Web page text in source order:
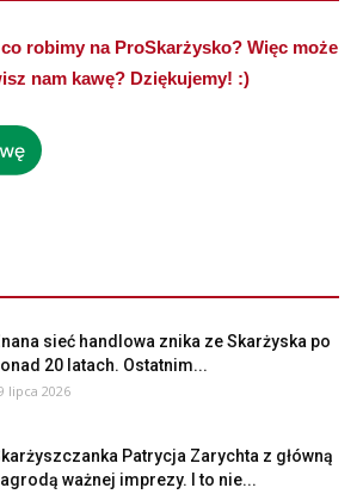
robimy na ProSkarżysko? Więc może
nam kawę? Dziękujemy! :)
sieć handlowa znika ze Skarżyska po
20 latach. Ostatnim...
lipca 2026
Patrycja Zarychta z główną
ważnej imprezy. I to nie...